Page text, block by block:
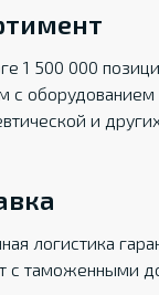
1 500 000
с
и
логистика
с таможенными